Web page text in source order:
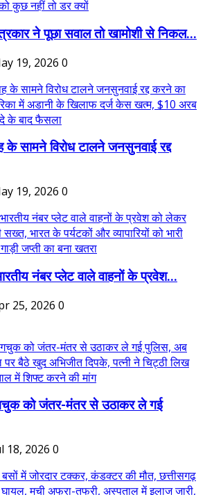
ने पूछा सवाल तो खामोशी से निकल...
19, 2026 0
के सामने विरोध टालने जनसुनवाई रद्द
19, 2026 0
नंबर प्लेट वाले वाहनों के प्रवेश...
25, 2026 0
को जंतर-मंतर से उठाकर ले गई
18, 2026 0